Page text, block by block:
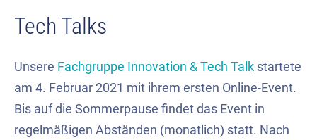
Tech Talks
Unsere Fachgruppe Innovation & Tech Talk startete
am 4. Februar 2021 mit ihrem ersten Online-Event.
Bis auf die Sommerpause findet das Event in
regelmäßigen Abständen (monatlich) statt. Nach